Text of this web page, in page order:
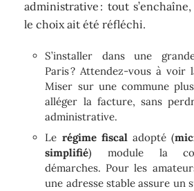
administrative : tout
le choix ait été réfléchi.
S’installer dans une
Paris ? Attendez-vous à voir
Miser sur une commune
alléger la facture, sans
administrative.
Le régime fiscaladopté (
simplifié) module la
démarches. Pour les
une adresse stable assure un